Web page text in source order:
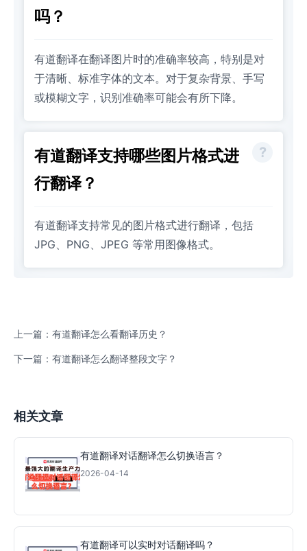
吗？
有道翻译在翻译图片时的准确率较高，特别是对
于清晰、标准字体的文本。对于复杂背景、手写
或模糊文字，识别准确率可能会有所下降。
有道翻译支持哪些图片格式进
行翻译？
有道翻译支持常见的图片格式进行翻译，包括
JPG、PNG、JPEG 等常用图像格式。
上一篇：有道翻译怎么看翻译历史？
下一篇：有道翻译怎么翻译整段文字？
相关文章
有道翻译对话翻译怎么切换语言？
2026-04-14
有道翻译可以实时对话翻译吗？